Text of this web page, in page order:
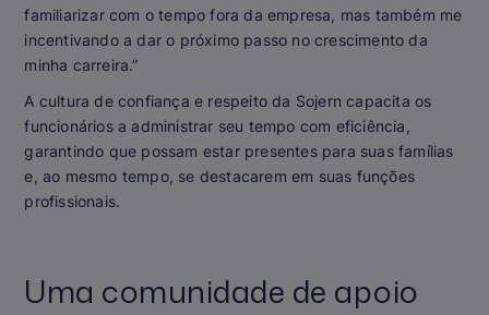
familiarizar com o tempo fora da empresa, mas também me
incentivando a dar o próximo passo no crescimento da
minha carreira.”
A cultura de confiança e respeito da Sojern capacita os
funcionários a administrar seu tempo com eficiência,
garantindo que possam estar presentes para suas famílias
e, ao mesmo tempo, se destacarem em suas funções
profissionais.
Uma comunidade de apoio